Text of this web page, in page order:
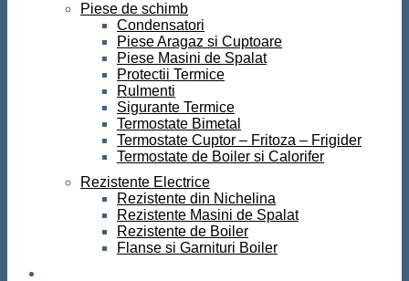
Piese de schimb
Condensatori
Piese Aragaz si Cuptoare
Piese Masini de Spalat
Protectii Termice
Rulmenti
Sigurante Termice
Termostate Bimetal
Termostate Cuptor – Fritoza – Frigider
Termostate de Boiler si Calorifer
Rezistente Electrice
Rezistente din Nichelina
Rezistente Masini de Spalat
Rezistente de Boiler
Flanse si Garnituri Boiler